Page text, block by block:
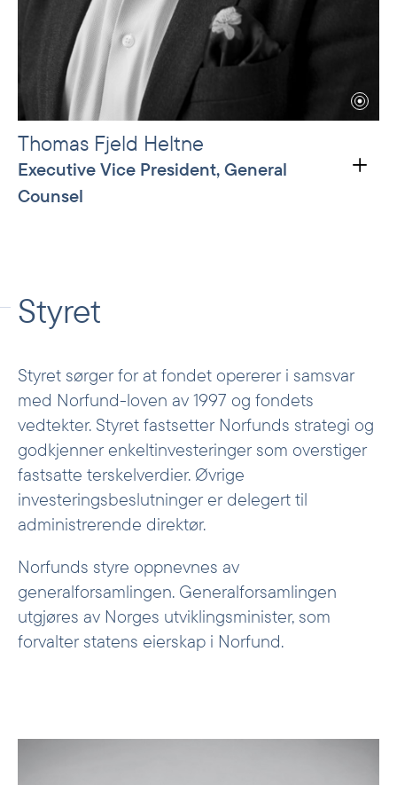
Thomas Fjeld Heltne
Executive Vice President, General
Counsel
Hydro. Heltne has throughout his career worked
with transactions, financing and international
side. He holds a degree in law from Norway as
well as a Master of Laws from LSE and
Corporate Finance from the Norwegian School
of Management. Heltne has been member of
and observer to boards of Norwegian industrial
companies and served on the Trade Policy
Panel for the Confederation of Norwegian
Styret
Styret sørger for at fondet opererer i samsvar
med Norfund-loven av 1997 og fondets
vedtekter. Styret fastsetter Norfunds strategi og
godkjenner enkeltinvesteringer som overstiger
fastsatte terskelverdier. Øvrige
investeringsbeslutninger er delegert til
administrerende direktør.
Norfunds styre oppnevnes av
generalforsamlingen. Generalforsamlingen
utgjøres av Norges utviklingsminister, som
forvalter statens eierskap i Norfund.